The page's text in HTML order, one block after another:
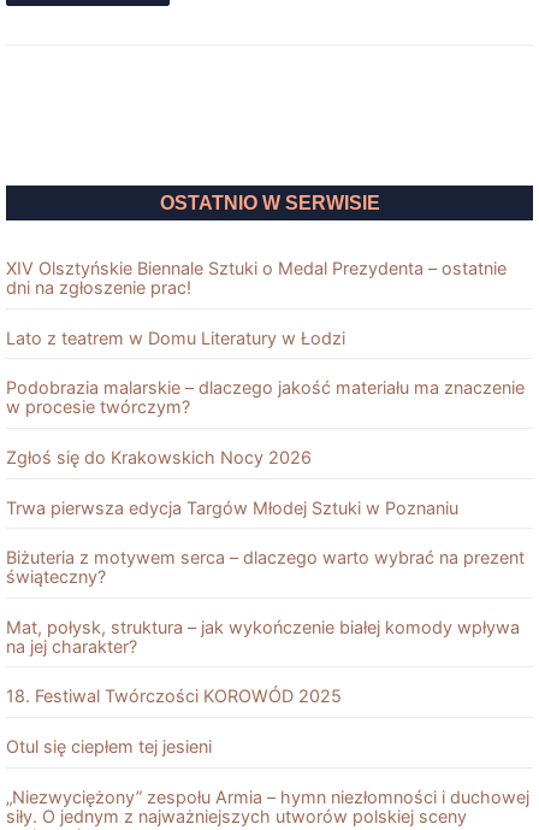
OSTATNIO W SERWISIE
XIV Olsztyńskie Biennale Sztuki o Medal Prezydenta – ostatnie
dni na zgłoszenie prac!
Lato z teatrem w Domu Literatury w Łodzi
Podobrazia malarskie – dlaczego jakość materiału ma znaczenie
w procesie twórczym?
Zgłoś się do Krakowskich Nocy 2026
Trwa pierwsza edycja Targów Młodej Sztuki w Poznaniu
Biżuteria z motywem serca – dlaczego warto wybrać na prezent
świąteczny?
Mat, połysk, struktura – jak wykończenie białej komody wpływa
na jej charakter?
18. Festiwal Twórczości KOROWÓD 2025
Otul się ciepłem tej jesieni
„Niezwyciężony” zespołu Armia – hymn niezłomności i duchowej
siły. O jednym z najważniejszych utworów polskiej sceny